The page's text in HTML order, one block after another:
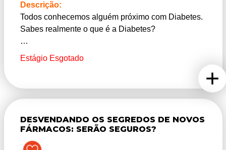
Descrição:
Todos conhecemos alguém próximo com Diabetes.
Sabes realmente o que é a Diabetes?
Se tens curiosidade sobre o que é esta doença e
como preveni-la, este estágio é para ti!
A Diabetes tipo 2 é uma doença crónica com uma
incidência muito alta na nossa população. Hábitos
equilibrada e rica em vegetais, assim como a
Estágio Esgotado
DESVENDANDO OS SEGREDOS DE NOVOS
FÁRMACOS: SERÃO SEGUROS?